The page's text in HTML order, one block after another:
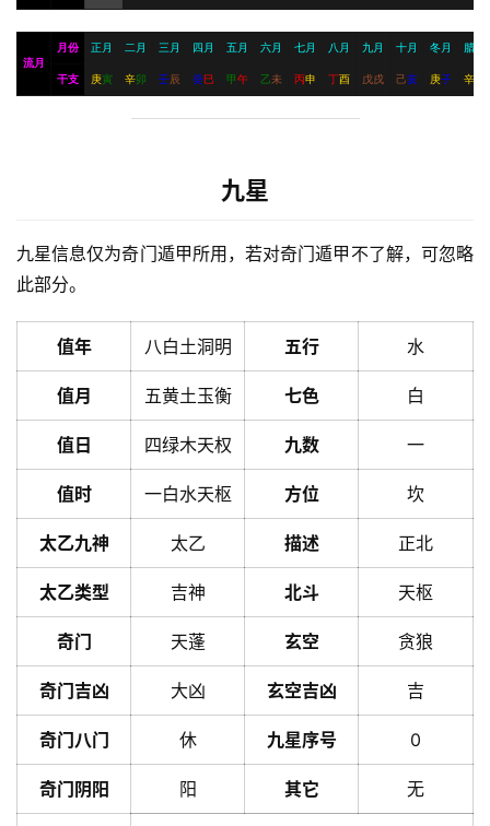
流月
月份 正月 二月 三月 四月 五月 六月 七月 八月 九月 十月 冬月 腊月
干支 庚寅 辛卯 壬辰 癸巳 甲午 乙未 丙申 丁酉 戊戌 己亥 庚子 辛
九星
九星信息仅为奇门遁甲所用，若对奇门遁甲不了解，可忽略
此部分。
值年 八白土洞明 五行 水
值月 五黄土玉衡 七色 白
值日 四绿木天权 九数 一
值时 一白水天枢 方位 坎
太乙九神 太乙 描述 正北
太乙类型 吉神 北斗 天枢
奇门 天蓬 玄空 贪狼
奇门吉凶 大凶 玄空吉凶 吉
奇门八门 休 九星序号 0
奇门阴阳 阳 其它 无